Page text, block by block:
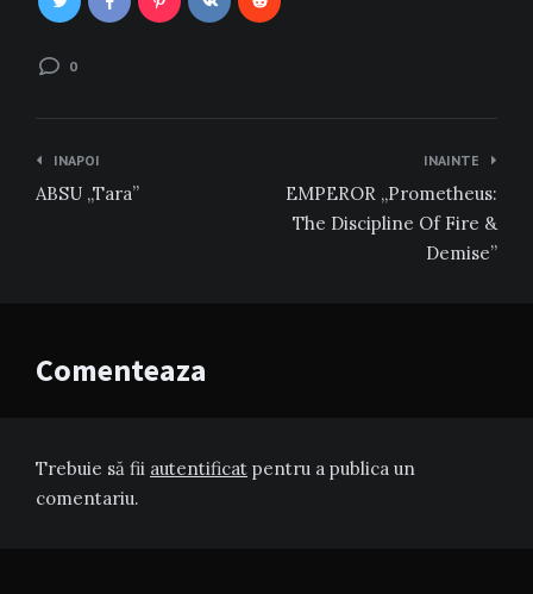
0
Navigare
în
INAPOI
ABSU „Tara”
INAINTE
EMPEROR „Prometheus:
The Discipline Of Fire &
Demise”
Comenteaza
Trebuie să fii autentificat pentru a publica un
comentariu.